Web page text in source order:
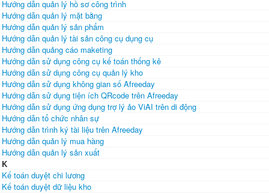
Hướng dẫn quản lý hồ sơ công trình
Hướng dẫn quản lý mặt bằng
Hướng dẫn quản lý sản phẩm
Hướng dẫn quản lý tài sản công cụ dụng cụ
Hướng dẫn quảng cáo maketing
Hướng dẫn sử dụng công cụ kế toán thống kê
Hướng dẫn sử dụng công cụ quản lý kho
Hướng dẫn sử dụng không gian số Afreeday
Hướng dẫn sử dụng tiện ích QRcode trên Afreeday
Hướng dẫn sử dụng ứng dụng trợ lý ảo ViAI trên di động
Hướng dẫn tổ chức nhân sự
Hướng dẫn trình ký tài liệu trên Afreeday
Hướng dẫn quản lý mua hàng
Hướng dẫn quản lý sản xuất
K
Kế toán duyệt chi lương
Kế toán duyệt dữ liệu kho